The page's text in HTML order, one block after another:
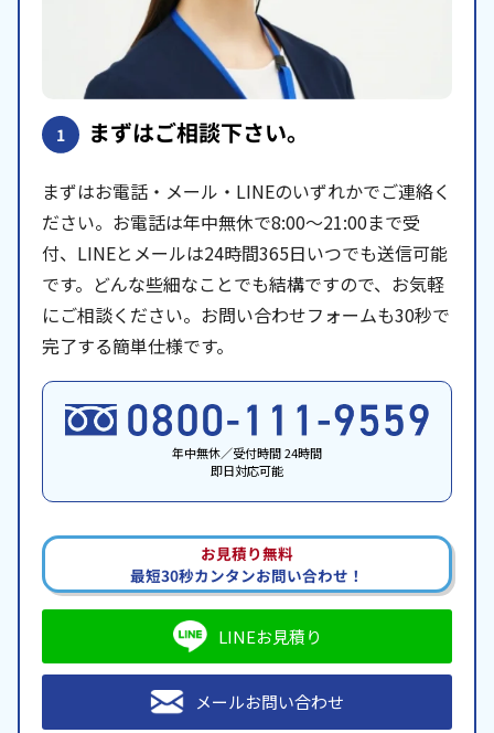
1 まずはご相談下さい。
まずはお電話・メール・LINEのいずれかでご連絡く
ださい。お電話は年中無休で8:00〜21:00まで受
付、LINEとメールは24時間365日いつでも送信可能
です。どんな些細なことでも結構ですので、お気軽
にご相談ください。お問い合わせフォームも30秒で
完了する簡単仕様です。
年中無休／受付時間 24時間
即日対応可能
お見積り無料
最短30秒カンタンお問い合わせ！
LINEお見積り
メールお問い合わせ